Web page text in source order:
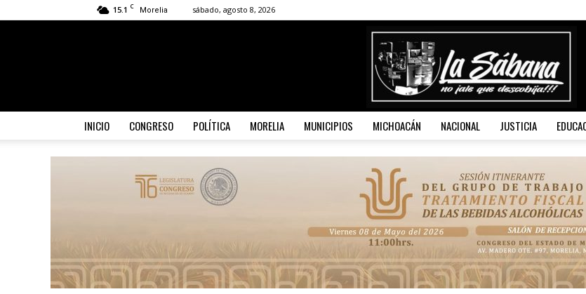
15.1 C Morelia sábado, agosto 8, 2026
Sábana
INICIO CONGRESO POLÍTICA MORELIA MUNICIPIOS MICHOACÁN NACIONAL JUSTICIA